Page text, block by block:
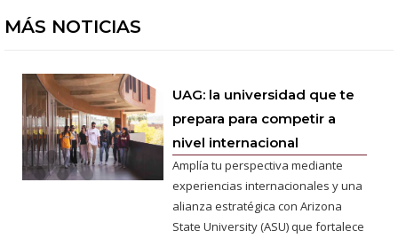
MÁS NOTICIAS
UAG: la universidad que te
prepara para competir a
nivel internacional
Amplía tu perspectiva mediante
experiencias internacionales y una
alianza estratégica con Arizona
State University (ASU) que fortalece